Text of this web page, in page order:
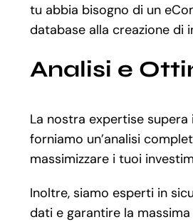
tu abbia bisogno di un
database alla creazione di
Analisi e
La nostra expertise
forniamo un’analisi
massimizzare i tuoi
Inoltre, siamo esperti in
dati e garantire la